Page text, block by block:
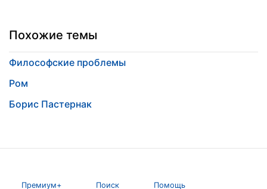
Похожие темы
Философские проблемы
Ром
Борис Пастернак
Премиум+ Поиск Помощь